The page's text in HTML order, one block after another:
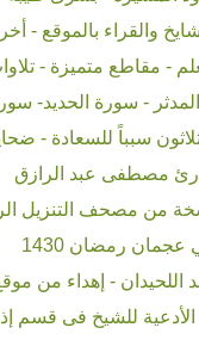
بالموقع - أخر تحديث
- مقاطع متميزة -
- سورة الحديد-
سبباً للسعادة -
مصطفى عبد الرازق
من مصحف التنزيل
رمضان 1430
- إهداء من
للشيخ فى قسم